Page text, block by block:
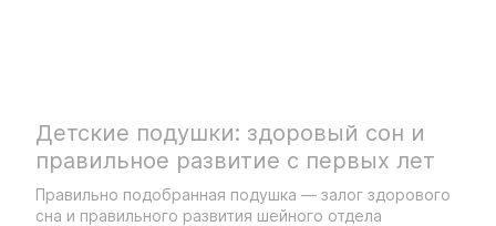
Детские подушки: здоровый сон и
правильное развитие с первых лет
Правильно подобранная подушка — залог здорового
сна и правильного развития шейного отдела